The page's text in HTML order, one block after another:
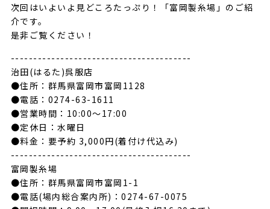
次回はいよいよ見どころたっぷり！「富岡製糸場」のご紹
介です。
是非ご覧ください！
----------------------------------------
治田(はるた)呉服店
●住所：群馬県富岡市富岡1128
●電話：0274-63-1611
●営業時間：10:00〜17:00
●定休日：水曜日
●料金：要予約 3,000円(着付け代込み)
----------------------------------------
富岡製糸場
●住所：群馬県富岡市富岡1-1
●電話(場内総合案内所)：0274-67-0075